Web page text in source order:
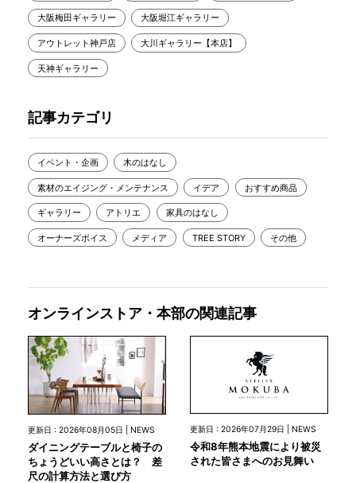
大阪梅田ギャラリー 大阪堀江ギャラリー
アウトレット神戸店 大川ギャラリー【本店】
天神ギャラリー
記事カテゴリ
イベント・企画 木のはなし
素材のエイジング・メンテナンス イデア おすすめ商品
ギャラリー アトリエ 家具のはなし
オーナーズボイス メディア TREE STORY その他
オンラインストア・本部の関連記事
更新日 : 2026年08月05日 | NEWS
ダイニングテーブルと椅子の
ちょうどいい高さとは？ 差
尺の計算方法と選び方
更新日 : 2026年07月29日 | NEWS
令和8年熊本地震により被災
された皆さまへのお見舞い